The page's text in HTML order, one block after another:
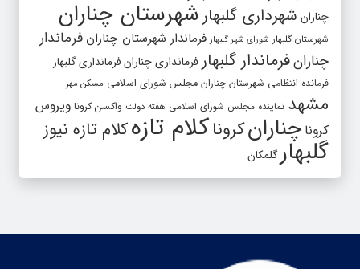
چناران شهرداری گلبهار شهرستان چناران
شهرستان گلبهار شورای شهر گلبهار فرماندار شهرستان چناران فرماندار
چنارانفرماندار گلبهار فرمانداری چنارانفرمانداری گلبهار
فرمانده انتظامی شهرستان چناران مجلس شورای اسلامی مسکن مهر
مشهد نماینده مجلس شورای اسلامی هفته دولت واکسن کرونا ویروس
کرونا چنارانکروناکلام تازهکلام تازه نیوز
گلبهارگلمکان